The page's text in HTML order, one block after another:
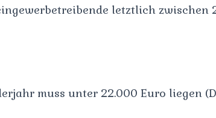
letztlich zwischen
muss unter 22.000 Euro liegen